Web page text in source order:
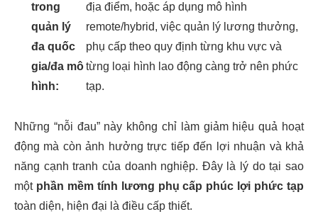
trong
quản lý
đa quốc
gia/đa mô
hình:
địa điểm, hoặc áp dụng mô hình
remote/hybrid, việc quản lý lương thưởng,
phụ cấp theo quy định từng khu vực và
từng loại hình lao động càng trở nên phức
tạp.
Những “nỗi đau” này không chỉ làm giảm hiệu quả hoạt
động mà còn ảnh hưởng trực tiếp đến lợi nhuận và khả
năng cạnh tranh của doanh nghiệp. Đây là lý do tại sao
một phần mềm tính lương phụ cấp phúc lợi phức tạp
toàn diện, hiện đại là điều cấp thiết.